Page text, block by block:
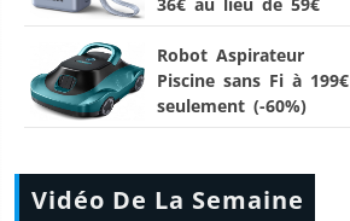
Robot Aspirateur
Piscine sans Fi à 199€
seulement (-60%)
Vidéo De La Semaine